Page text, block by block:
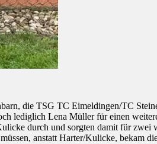
die TSG TC Eimeldingen/TC
lediglich Lena Müller für einen
durch und sorgten damit für zwei
anstatt Harter/Kulicke, bekam